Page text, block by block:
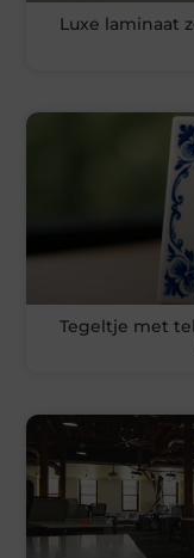
Luxe laminaat
Tegeltje met